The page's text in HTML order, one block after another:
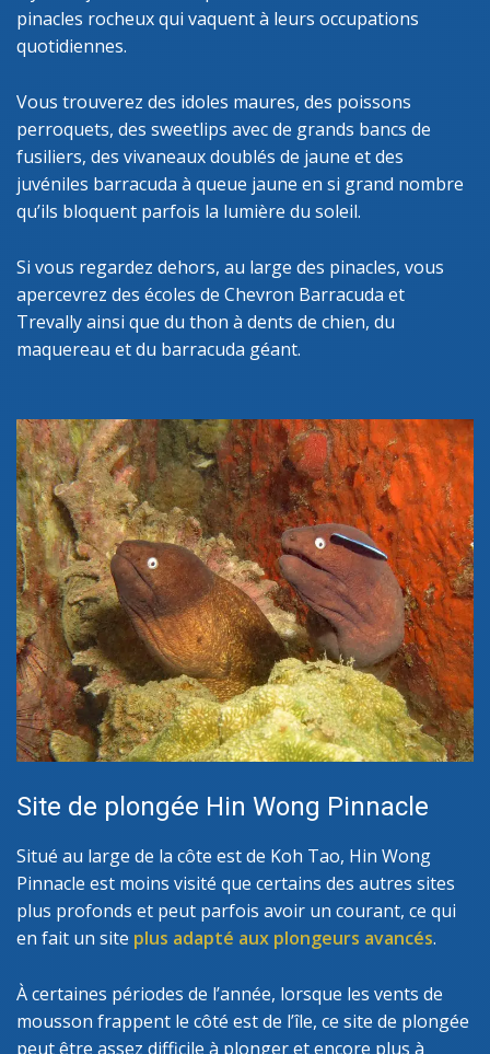
pinacles rocheux qui vaquent à leurs occupations
quotidiennes.
Vous trouverez des idoles maures, des poissons
perroquets, des sweetlips avec de grands bancs de
fusiliers, des vivaneaux doublés de jaune et des
juvéniles barracuda à queue jaune en si grand nombre
qu’ils bloquent parfois la lumière du soleil.
Si vous regardez dehors, au large des pinacles, vous
apercevrez des écoles de Chevron Barracuda et
Trevally ainsi que du thon à dents de chien, du
maquereau et du barracuda géant.
Site de plongée Hin Wong Pinnacle
Situé au large de la côte est de Koh Tao, Hin Wong
Pinnacle est moins visité que certains des autres sites
plus profonds et peut parfois avoir un courant, ce qui
en fait un site plus adapté aux plongeurs avancés.
À certaines périodes de l’année, lorsque les vents de
mousson frappent le côté est de l’île, ce site de plongée
peut être assez difficile à plonger et encore plus à